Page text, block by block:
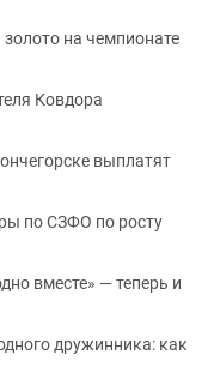
на чемпионате
Ковдора
выплатят
по СЗФО по росту
вместе» — теперь и
дружинника: как